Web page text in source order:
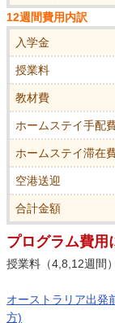
12週間費用内訳
入学金
授業料
教材費
ホームステイ手配
ホームステイ滞在
空港送迎
合計金額
プログラム費用
授業料（4,8,12週間
オーストラリア出発
方)